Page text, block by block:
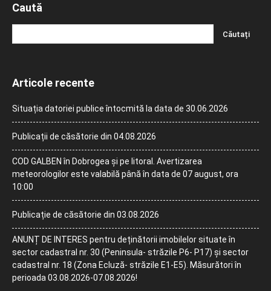
Caută
Articole recente
Situația datoriei publice întocmită la data de 30.06.2026
Publicații de căsătorie din 04.08.2026
COD GALBEN în Dobrogea și pe litoral. Avertizarea
meteorologilor este valabilă până în data de 07 august, ora
10:00
Publicație de căsătorie din 03.08.2026
ANUNȚ DE INTERES pentru deținătorii imobilelor situate în
sector cadastral nr. 30 (Peninsula- străzile P6- P17) și sector
cadastral nr. 18 (Zona Ecluză- străzile E1-E5). Măsurători în
perioada 03.08.2026-07.08.2026!